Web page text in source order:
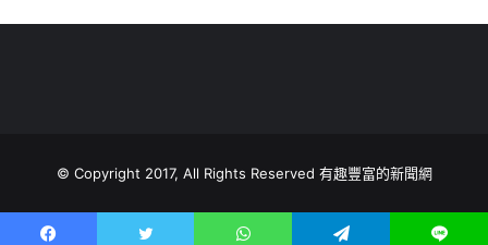
© Copyright 2017, All Rights Reserved 有趣豐富的新聞網